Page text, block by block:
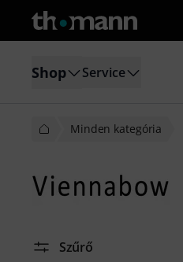
Shop Service
Minden kategória
Szűrő